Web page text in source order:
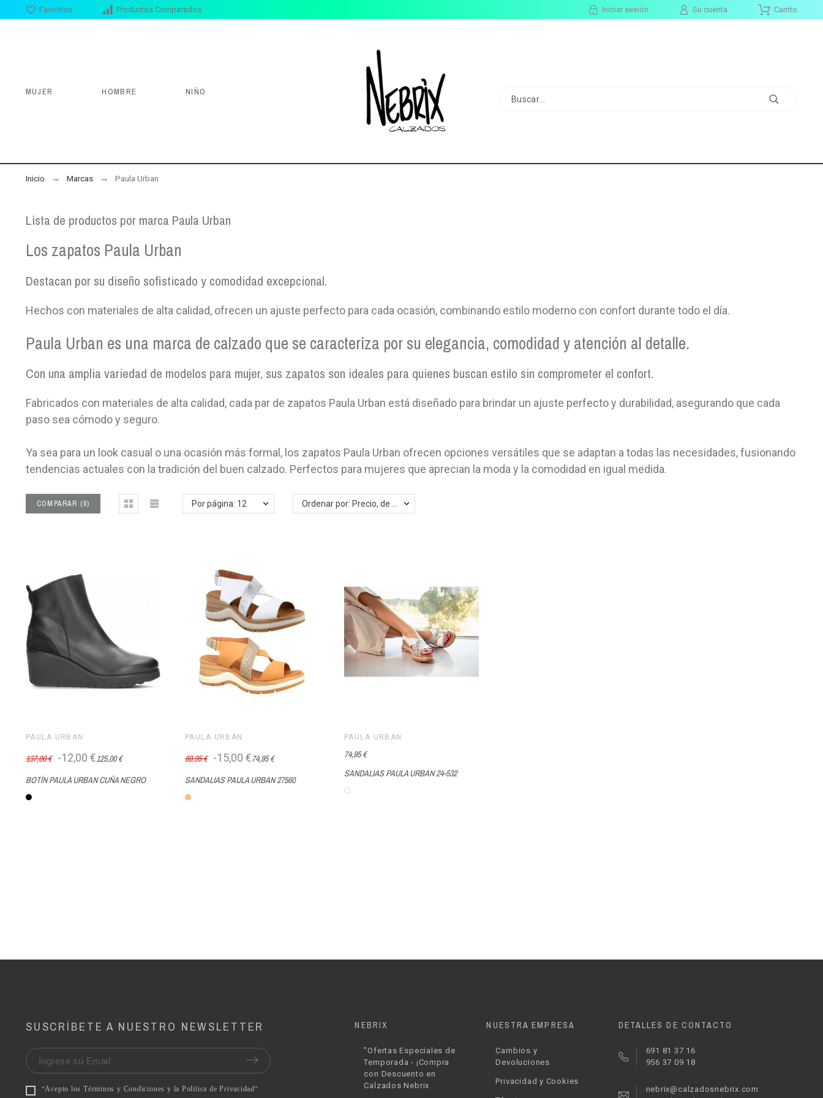
Productos Comparados
Favoritos Iniciar sesión Su cuenta Carrito
MUJER HOMBRE NIÑO
Inicio Marcas Paula Urban
Lista de productos por marca Paula Urban
Los zapatos Paula Urban
Destacan por su diseño sofisticado y comodidad excepcional.
Hechos con materiales de alta calidad, ofrecen un ajuste perfecto para cada ocasión, combinando estilo moderno con confort durante todo el día.
Paula Urban es una marca de calzado que se caracteriza por su elegancia, comodidad y atención al detalle.
Con una amplia variedad de modelos para mujer, sus zapatos son ideales para quienes buscan estilo sin comprometer el confort.
Fabricados con materiales de alta calidad, cada par de zapatos Paula Urban está diseñado para brindar un ajuste perfecto y durabilidad, asegurando que cada
paso sea cómodo y seguro.
Ya sea para un look casual o una ocasión más formal, los zapatos Paula Urban ofrecen opciones versátiles que se adaptan a todas las necesidades, fusionando
tendencias actuales con la tradición del buen calzado. Perfectos para mujeres que aprecian la moda y la comodidad en igual medida.
COMPARAR (0) Por página: 12 Ordenar por: Precio, de más alto a más bajo
PAULA URBAN
BOTÍN PAULA URBAN CUÑA NEGRO
137,00 € -12,00 €125,00 €
Negro
PAULA URBAN
SANDALIAS PAULA URBAN 27560
89,95 € -15,00 €74,95 €
Camello
PAULA URBAN
SANDALIAS PAULA URBAN 24-532
74,95 €
Blanco-Multi
SUSCRÍBETE A NUESTRO NEWSLETTER
“Acepto los Términos y Condiciones y la Política de Privacidad”
NEBRIX
"Ofertas Especiales de
Temporada - ¡Compra
con Descuento en
Calzados Nebrix
NUESTRA EMPRESA
Cambios y
Devoluciones
Privacidad y Cookies
DETALLES DE CONTACTO
691 81 37 16
956 37 09 18
nebrix@calzadosnebrix.com